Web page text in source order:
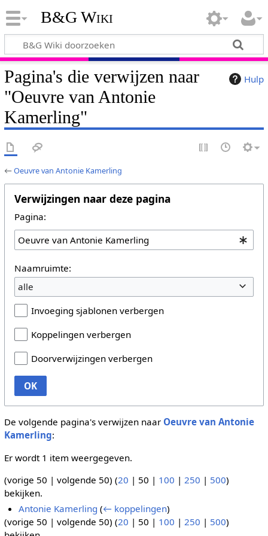
B&G Wiki
Hulp
Pagina's die verwijzen naar
"Oeuvre van Antonie
Kamerling"
←Oeuvre van Antonie Kamerling
Verwijzingen naar deze pagina
Pagina:
Naamruimte:
alle
Invoeging sjablonen verbergen
Koppelingen verbergen
Doorverwijzingen verbergen
OK
De volgende pagina's verwijzen naar Oeuvre van Antonie
Kamerling:
Er wordt 1 item weergegeven.
(vorige 50 | volgende 50) (20 | 50 | 100 | 250 | 500)
bekijken.
Antonie Kamerling (← koppelingen)
(vorige 50 | volgende 50) (20 | 50 | 100 | 250 | 500)